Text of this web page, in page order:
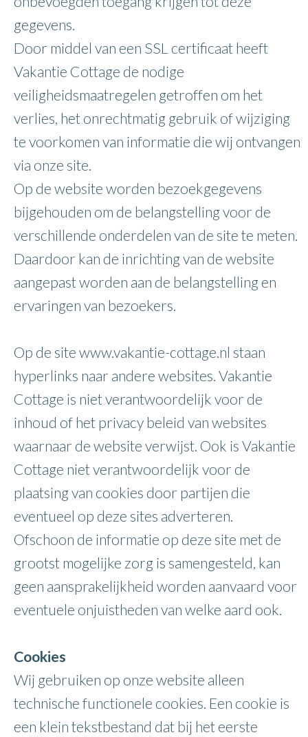
gegevens.
Door middel van een SSL certificaat heeft
Vakantie Cottage de nodige
veiligheidsmaatregelen getroffen om het
verlies, het onrechtmatig gebruik of wijziging
te voorkomen van informatie die wij ontvangen
via onze site.
Op de website worden bezoekgegevens
bijgehouden om de belangstelling voor de
verschillende onderdelen van de site te meten.
Daardoor kan de inrichting van de website
aangepast worden aan de belangstelling en
ervaringen van bezoekers.
Op de site www.vakantie-cottage.nl staan
hyperlinks naar andere websites. Vakantie
Cottage is niet verantwoordelijk voor de
inhoud of het privacy beleid van websites
waarnaar de website verwijst. Ook is Vakantie
Cottage niet verantwoordelijk voor de
plaatsing van cookies door partijen die
eventueel op deze sites adverteren.
Ofschoon de informatie op deze site met de
grootst mogelijke zorg is samengesteld, kan
geen aansprakelijkheid worden aanvaard voor
eventuele onjuistheden van welke aard ook.
Cookies
Wij gebruiken op onze website alleen
technische functionele cookies. Een cookie is
een klein tekstbestand dat bij het eerste